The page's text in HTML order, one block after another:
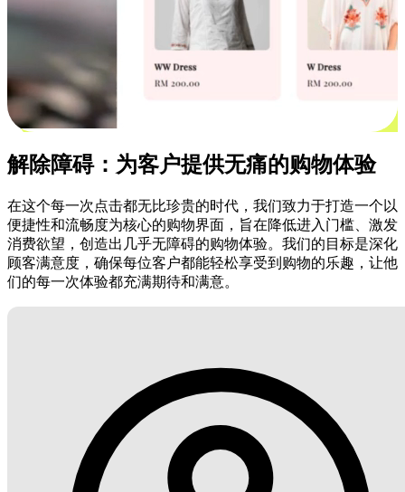
解除障碍：为客户提供无痛的购物体验
在这个每一次点击都无比珍贵的时代，我们致力于打造一个以
便捷性和流畅度为核心的购物界面，旨在降低进入门槛、激发
消费欲望，创造出几乎无障碍的购物体验。我们的目标是深化
顾客满意度，确保每位客户都能轻松享受到购物的乐趣，让他
们的每一次体验都充满期待和满意。